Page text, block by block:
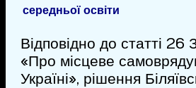
середньої освіти
Відповідно до статті 26
«Про місцеве
Україні», рішення